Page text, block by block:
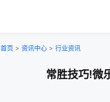
首页 > 资讯中心 > 行业资讯
常胜技巧!微